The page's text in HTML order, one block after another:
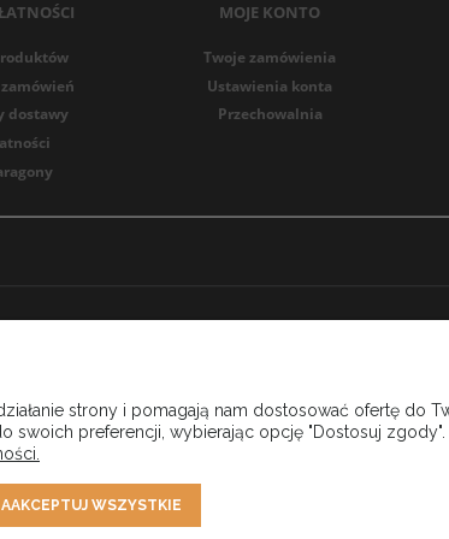
dostawy
MOJE KONTO
Twoje zamówienia
Ustawienia konta
Przechowalnia
strony i pomagają nam dostosować ofertę do
preferencji, wybierając opcję "Dostosuj zgody".
WSZYSTKIE